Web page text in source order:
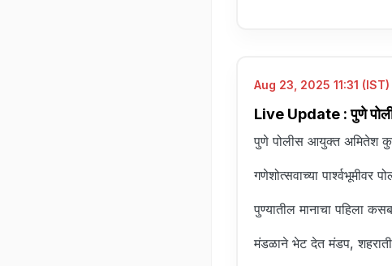
Aug 23, 2025 11:31 (IST)
Live Update : पुणे
पुणे पोलीस आयुक्त अमितेश
गणेशोत्सवाच्या
पुण्यातील मानाचा पहिला
मंडळाने भेट देत मंडप,